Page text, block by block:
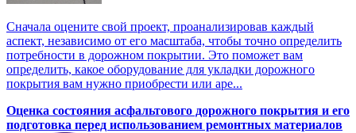
Сначала оцените свой проект, проанализировав каждый
аспект, независимо от его масштаба, чтобы точно определить
потребности в дорожном покрытии. Это поможет вам
определить, какое оборудование для укладки дорожного
покрытия вам нужно приобрести или аре...
Оценка состояния асфальтового дорожного покрытия и его
подготовка перед использованием ремонтных материалов